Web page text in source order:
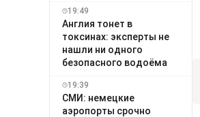
19:49
Англия тонет в
токсинах: эксперты не
нашли ни одного
безопасного водоёма
19:39
СМИ: немецкие
аэропорты срочно